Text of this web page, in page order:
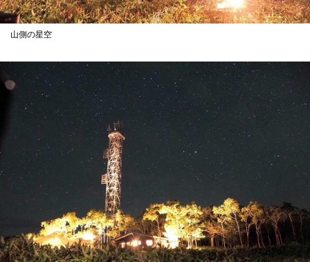
山側の星空